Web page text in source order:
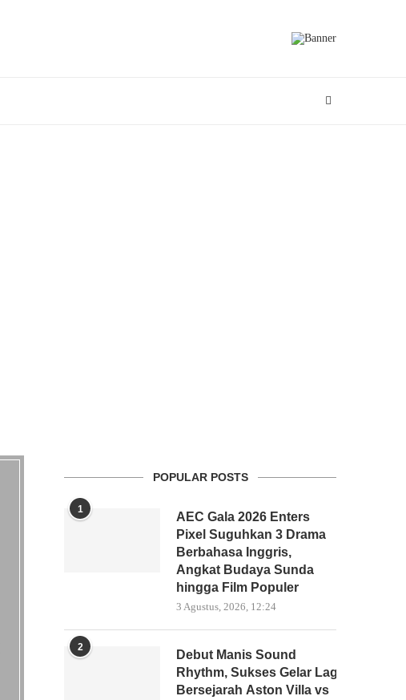
POPULAR POSTS
1
AEC Gala 2026 Enters
Pixel Suguhkan 3 Drama
Berbahasa Inggris,
Angkat Budaya Sunda
hingga Film Populer
3 Agustus, 2026, 12:24
2
Debut Manis Sound
Rhythm, Sukses Gelar Laga
Bersejarah Aston Villa vs